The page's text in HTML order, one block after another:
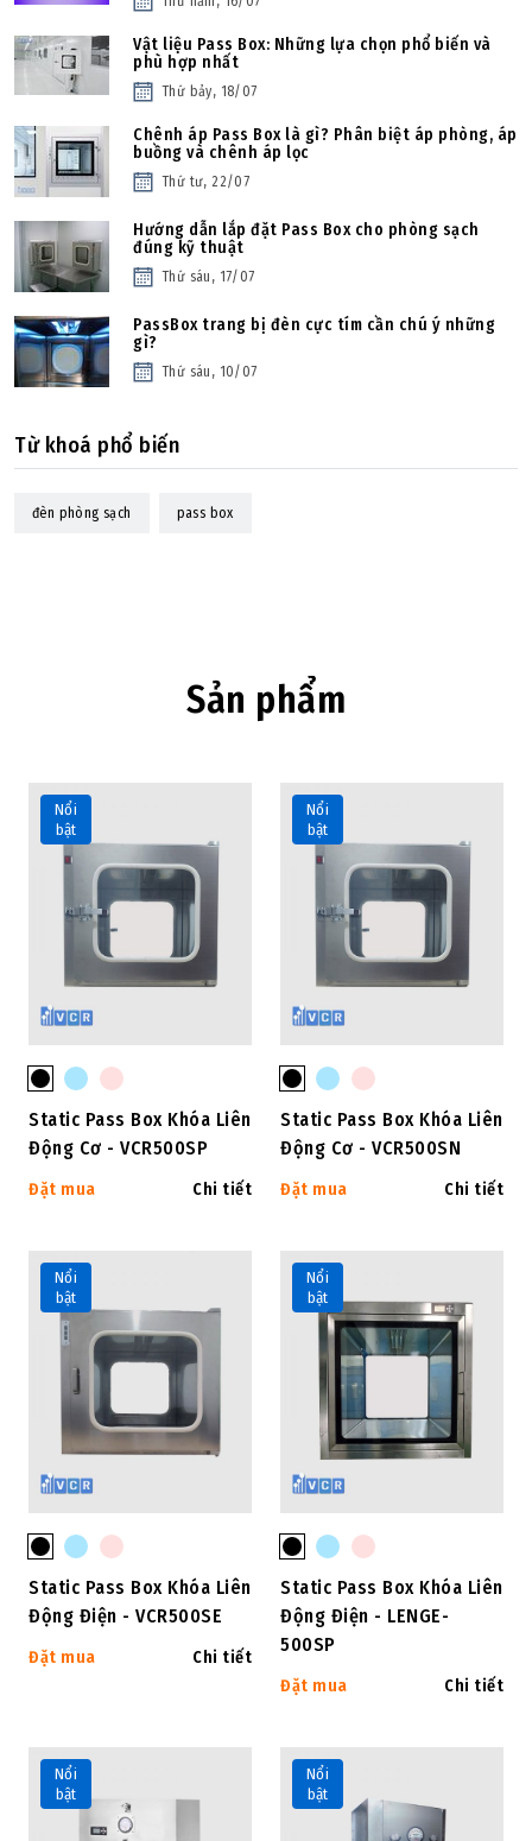
Vật liệu Pass Box: Những lựa chọn phổ biến và
phù hợp nhất
Thứ bảy, 18/07
Chênh áp Pass Box là gì? Phân biệt áp phòng, áp
buồng và chênh áp lọc
Thứ tư, 22/07
Hướng dẫn lắp đặt Pass Box cho phòng sạch
đúng kỹ thuật
Thứ sáu, 17/07
PassBox trang bị đèn cực tím cần chú ý những
gì?
Thứ sáu, 10/07
Từ khoá phổ biến
đèn phòng sạch pass box
Sản phẩm
Nổi
bật
Static Pass Box Khóa Liên
Động Cơ - VCR500SP
Đặt mua Chi tiết
Nổi
bật
Static Pass Box Khóa Liên
Động Cơ - VCR500SN
Đặt mua Chi tiết
Nổi
bật
Static Pass Box Khóa Liên
Động Điện - VCR500SE
Đặt mua Chi tiết
Nổi
bật
Static Pass Box Khóa Liên
Động Điện - LENGE-
500SP
Đặt mua Chi tiết
Nổi
bật
Nổi
bật